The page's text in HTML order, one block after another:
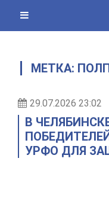
content
МЕТКА:
29.07.2026 23:02
В
УРФО ДЛЯ